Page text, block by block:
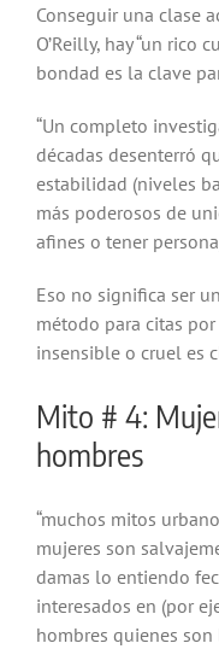
Conseguir una clase
O’Reilly, hay “un rico
bondad es la clave
“Un completo
décadas desenterró
estabilidad (niveles
más poderosos de
afines o tener
Eso no significa ser
método para citas
insensible o cruel es
Mito # 4:
hombres
“muchos mitos
mujeres son
damas lo entiendo
interesados ​​en (por
hombres quienes